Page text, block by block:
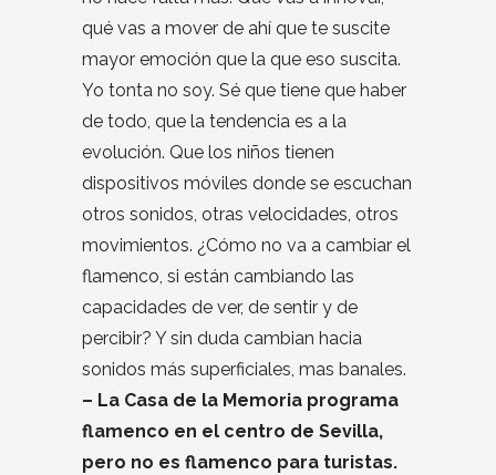
qué vas a mover de ahí que te suscite
mayor emoción que la que eso suscita.
Yo tonta no soy. Sé que tiene que haber
de todo, que la tendencia es a la
evolución. Que los niños tienen
dispositivos móviles donde se escuchan
otros sonidos, otras velocidades, otros
movimientos. ¿Cómo no va a cambiar el
flamenco, si están cambiando las
capacidades de ver, de sentir y de
percibir? Y sin duda cambian hacia
sonidos más superficiales, mas banales.
– La Casa de la Memoria programa
flamenco en el centro de Sevilla,
pero no es flamenco para turistas.